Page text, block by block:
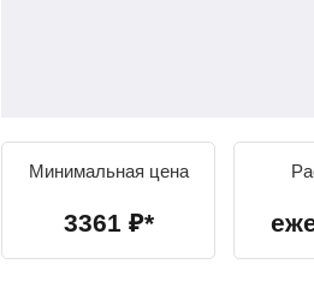
Минимальная цена
3361 ₽*